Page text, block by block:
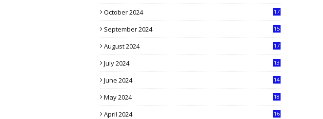
October 2024
17
September 2024
15
August 2024
17
July 2024
13
June 2024
14
May 2024
18
April 2024
16